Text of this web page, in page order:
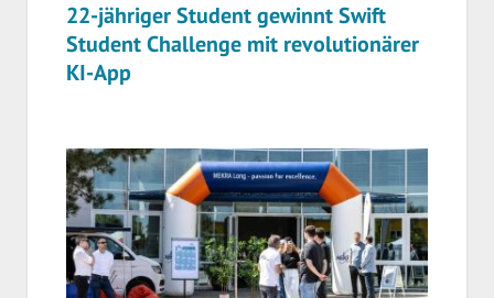
22-jähriger Student gewinnt Swift
Student Challenge mit revolutionärer
KI-App